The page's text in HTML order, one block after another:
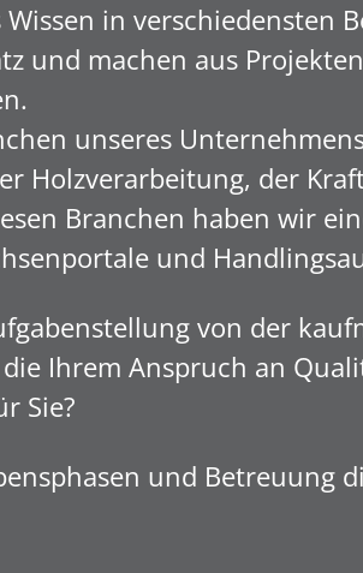
in verschiedensten
und machen aus
unseres
Holzverarbeitung, der
Branchen haben wir
und
von der
Ihrem Anspruch an
Sie?
und Betreuung